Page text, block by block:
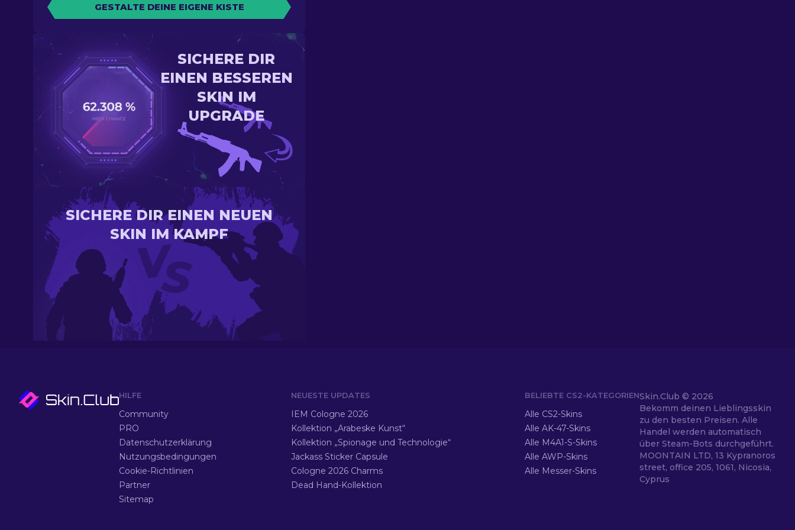
GESTALTE DEINE EIGENE KISTE
SICHERE DIR
EINEN BESSEREN
SKIN IM
UPGRADE
SICHERE DIR EINEN NEUEN
SKIN IM KAMPF
HILFE
Community
PRO
Datenschutzerklärung
Nutzungsbedingungen
Cookie-Richtlinien
Partner
Sitemap
NEUESTE UPDATES
IEM Cologne 2026
Kollektion „Arabeske Kunst“
Kollektion „Spionage und Technologie“
Jackass Sticker Capsule
Cologne 2026 Charms
Dead Hand-Kollektion
BELIEBTE CS2-KATEGORIEN
Alle CS2-Skins
Alle AK-47-Skins
Alle M4A1-S-Skins
Alle AWP-Skins
Alle Messer-Skins
Skin.Club © 2026
Bekomm deinen Lieblingsskin
zu den besten Preisen. Alle
Handel werden automatisch
über Steam-Bots durchgeführt.
MOONTAIN LTD, 13 Kypranoros
street, office 205, 1061, Nicosia,
Cyprus